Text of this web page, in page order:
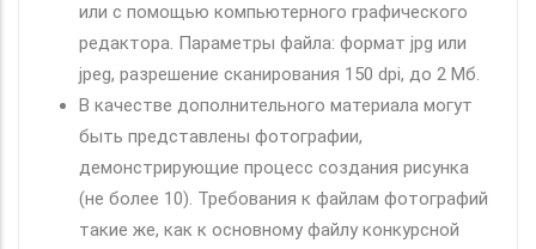
или с помощью компьютерного графического
редактора. Параметры файла: формат jpg или
jpeg, разрешение сканирования 150 dpi, до 2 Мб.
В качестве дополнительного материала могут
быть представлены фотографии,
демонстрирующие процесс создания рисунка
(не более 10). Требования к файлам фотографий
такие же, как к основному файлу конкурсной